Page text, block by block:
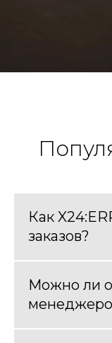
Как
заказов?
Можно ли
с
Продукты